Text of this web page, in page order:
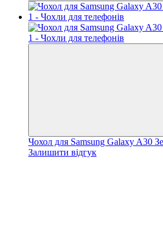
Чохол для Samsung Galaxy A30
Залишити відгук